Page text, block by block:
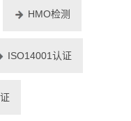
HMO检测
ISO14001认证